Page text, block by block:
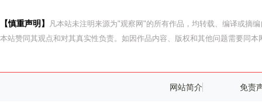
【慎重声明】
凡本站未注明来源为"观察网"的所有作品，均转载、编译或摘
本站赞同其观点和对其真实性负责。如因作品内容、版权和其他问题需要同本
网站简介 免责